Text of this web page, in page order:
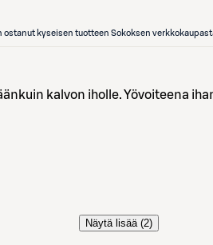
kyseisen tuotteen Sokoksen
kalvon iholle. Yövoiteena
Näytä lisää (2)